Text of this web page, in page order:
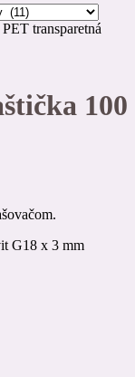
PET transparetná
100
G18 x 3 mm